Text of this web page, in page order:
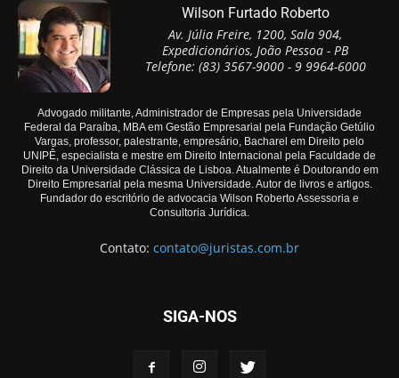
Wilson Furtado Roberto
Av. Júlia Freire, 1200, Sala 904,
Expedicionários, João Pessoa - PB
Telefone: (83) 3567-9000 - 9 9964-6000
Advogado militante, Administrador de Empresas pela Universidade
Federal da Paraíba, MBA em Gestão Empresarial pela Fundação Getúlio
Vargas, professor, palestrante, empresário, Bacharel em Direito pelo
UNIPÊ, especialista e mestre em Direito Internacional pela Faculdade de
Direito da Universidade Clássica de Lisboa. Atualmente é Doutorando em
Direito Empresarial pela mesma Universidade. Autor de livros e artigos.
Fundador do escritório de advocacia Wilson Roberto Assessoria e
Consultoria Jurídica.
Contato: contato@juristas.com.br
SIGA-NOS